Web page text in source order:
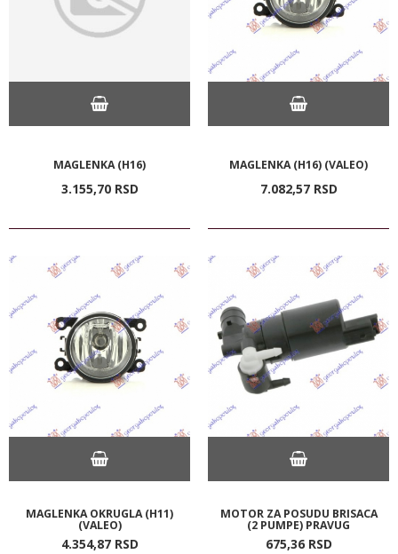
MAGLENKA (H16)
3.155,70 RSD
MAGLENKA (H16) (VALEO)
7.082,57 RSD
MAGLENKA OKRUGLA (H11)
(VALEO)
4.354,87 RSD
MOTOR ZA POSUDU BRISACA
(2 PUMPE) PRAVUG
675,36 RSD